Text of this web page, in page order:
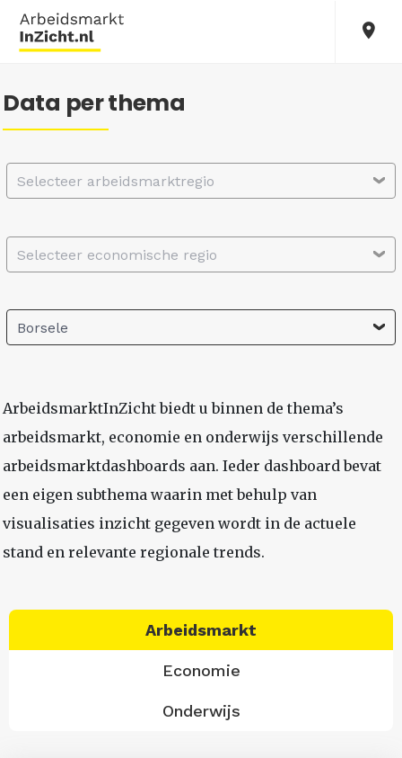
Data per thema
Selecteer arbeidsmarktregio
Selecteer economische regio
Borsele
ArbeidsmarktInZicht biedt u binnen de thema’s
arbeidsmarkt, economie en onderwijs verschillende
arbeidsmarktdashboards aan. Ieder dashboard bevat
een eigen subthema waarin met behulp van
visualisaties inzicht gegeven wordt in de actuele
stand en relevante regionale trends.
Arbeidsmarkt
Economie
Onderwijs